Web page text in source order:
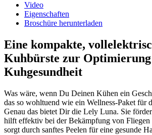
Video
Eigenschaften
Broschüre herunterladen
Eine kompakte,
Kuhbürste zur
Kuhgesundheit
Was wäre, wenn Du Deinen Kühen ein
das so wohltuend wie ein Wellness-Paket für
Genau das bietet Dir die Lely Luna. Sie
hilft effektiv bei der Bekämpfung von Fliegen
sorgt durch sanftes Peelen für eine gesunde